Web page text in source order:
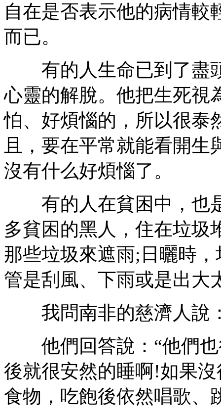
自在是否表示他的病情較
而已。
有的人生命已到了盡
心靈的解脫。他把生死視
怕、好煩惱的，所以很泰
且，要在平常就能看開
沒有什么好煩惱了。
有的人在貧困中，也
多貧困的黑人，住在垃圾
那些垃圾來遮雨;日曬時
管是刮風、下雨或是出大
我問南非的慈濟人說：
他們回答說：“他們也
後就很安然的睡啊!如果
食物，吃飽後依然唱歌、